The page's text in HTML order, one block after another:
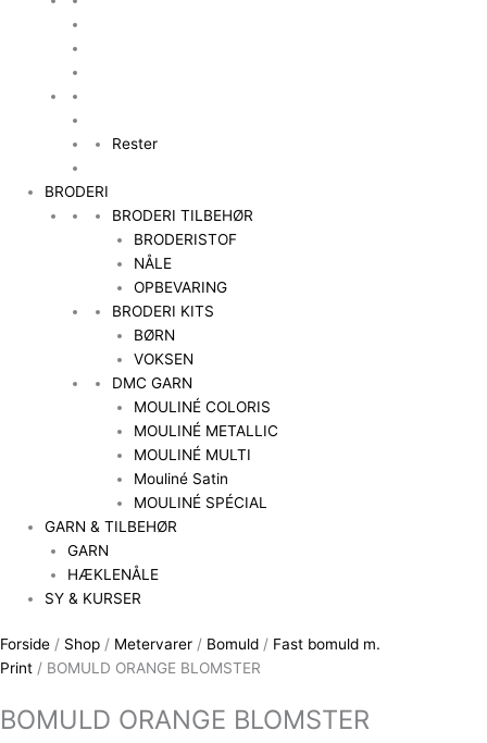
Rester
BRODERI
BRODERI TILBEHØR
BRODERISTOF
NÅLE
OPBEVARING
BRODERI KITS
BØRN
VOKSEN
DMC GARN
MOULINÉ COLORIS
MOULINÉ METALLIC
MOULINÉ MULTI
Mouliné Satin
MOULINÉ SPÉCIAL
GARN & TILBEHØR
GARN
HÆKLENÅLE
SY & KURSER
Forside / Shop / Metervarer / Bomuld / Fast bomuld m.
Print / BOMULD ORANGE BLOMSTER
BOMULD ORANGE BLOMSTER